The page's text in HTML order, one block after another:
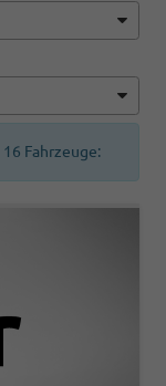
16 Fahrzeuge: